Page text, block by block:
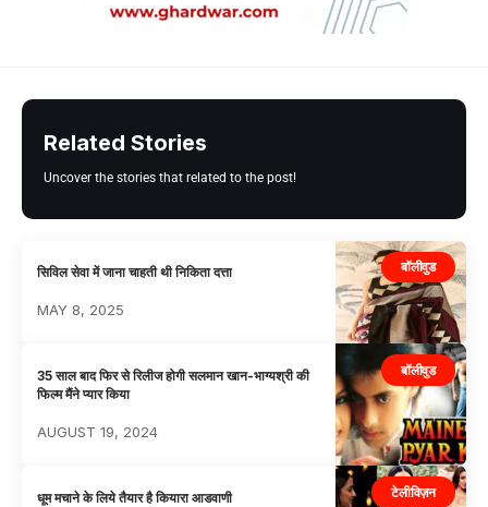
Related Stories
Uncover the stories that related to the post!
बॉलीवुड
सिविल सेवा में जाना चाहती थी निकिता दत्ता
MAY 8, 2025
बॉलीवुड
35 साल बाद फिर से रिलीज होगी सलमान खान-भाग्यश्री की
फिल्म मैंने प्यार किया
AUGUST 19, 2024
टेलीविज़न
धूम मचाने के लिये तैयार है कियारा आडवाणी